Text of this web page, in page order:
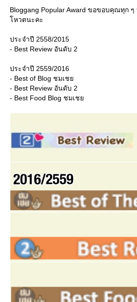
Bloggang Popular Award ขอขอบคุณทุก
หวตนะคะ
ประจำปี 2558/2015
- Best Review อันดับ 2
ประจำปี 2559/2016
- Best of Blog ชมเช
- Best Review อันดับ 2
- Best Food Blog ชมเช